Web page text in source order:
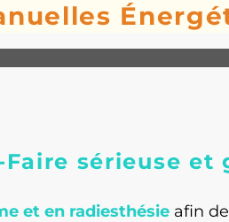
sérieuse et
et en radiesthésieafin de